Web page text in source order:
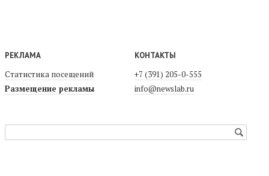
РЕКЛАМА
Статистика посещений
Размещение рекламы
КОНТАКТЫ
+7 (391) 205-0-555
info@newslab.ru